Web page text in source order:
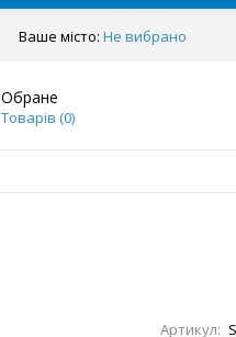
Ваше місто: Не вибрано
Обране
Товарів (0)
Артикул: